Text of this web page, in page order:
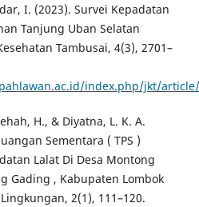
I. (2023). Survei Kepadatan
Tanjung Uban Selatan
Tambusai, 4(3), 2701–
index.php/jkt/
H., & Diyatna, L. K. A.
Sementara ( TPS )
Lalat Di Desa Montong
Gading , Kabupaten Lombok
2(1), 111–120.